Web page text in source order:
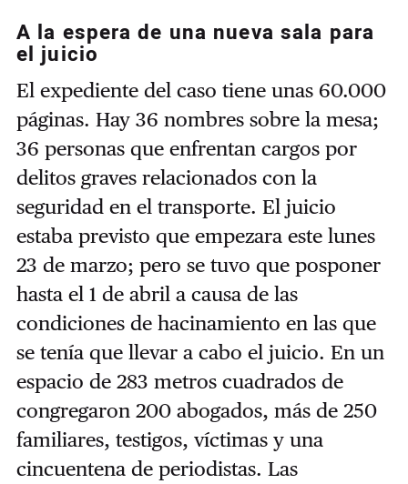
A la espera de una nueva sala para
el juicio
El expediente del caso tiene unas 60.000
páginas. Hay 36 nombres sobre la mesa;
36 personas que enfrentan cargos por
delitos graves relacionados con la
seguridad en el transporte. El juicio
estaba previsto que empezara este lunes
23 de marzo; pero se tuvo que posponer
hasta el 1 de abril a causa de las
condiciones de hacinamiento en las que
se tenía que llevar a cabo el juicio. En un
espacio de 283 metros cuadrados de
congregaron 200 abogados, más de 250
familiares, testigos, víctimas y una
cincuentena de periodistas. Las